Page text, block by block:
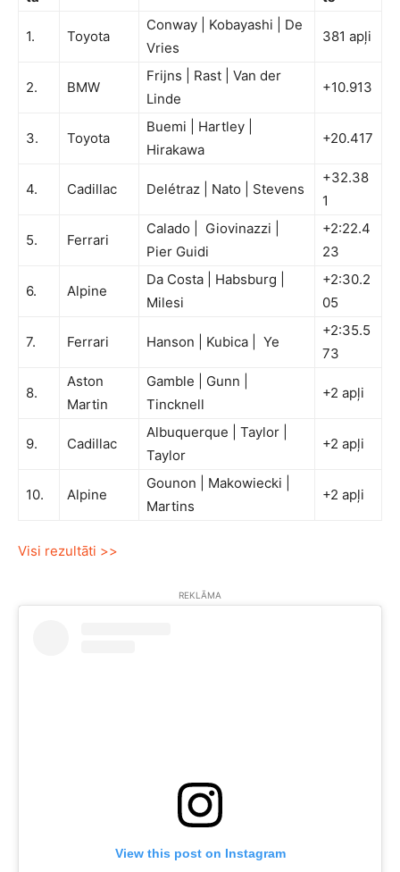
1. Toyota
Conway | Kobayashi | De
Vries
381 apļi
2. BMW
Frijns | Rast | Van der
Linde
+10.913
3. Toyota
Buemi | Hartley |
Hirakawa
+20.417
4. Cadillac Delétraz | Nato | Stevens
+32.38
1
5. Ferrari
Calado | Giovinazzi |
Pier Guidi
+2:22.4
23
6. Alpine
Da Costa | Habsburg |
Milesi
+2:30.2
05
7. Ferrari Hanson | Kubica | Ye
+2:35.5
73
8.
Aston
Martin
Gamble | Gunn |
Tincknell
+2 apļi
9. Cadillac
Albuquerque | Taylor |
Taylor
+2 apļi
10. Alpine
Gounon | Makowiecki |
Martins
+2 apļi
Visi rezultāti >>
REKLĀMA
View this post on Instagram